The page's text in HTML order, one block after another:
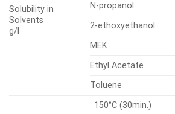
Solubility in
Solvents
g/l
N-propanol
2-ethoxyethanol
MEK
Ethyl Acetate
Toluene
150°C (30min.)